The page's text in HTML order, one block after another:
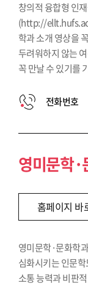
창의적 융합형 인
(http://
학과 소개 영상을
두려워하지 않는
꼭 만날 수 있기를
전화번호
영미문학·
홈페이지 바
영미문학·문화학
심화시키는 인문
소통 능력과 비판